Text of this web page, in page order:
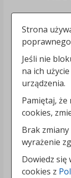
Strona
Jeśli nie
na ich
urządzenia.
Pamiętaj, że
cookies,
Brak
wyrażenie
Dowiedz się
cookies z